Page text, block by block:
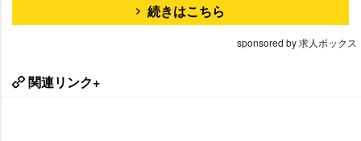
続きはこちら
sponsored by 求人ボックス
関連リンク+